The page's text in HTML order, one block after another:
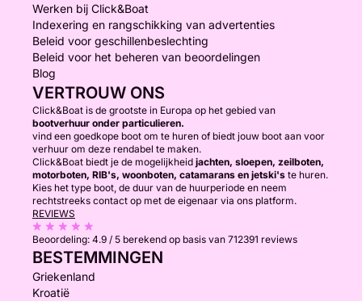
Werken bij Click&Boat
Indexering en rangschikking van advertenties
Beleid voor geschillenbeslechting
Beleid voor het beheren van beoordelingen
Blog
VERTROUW ONS
Click&Boat is de grootste in Europa op het gebied van
bootverhuur onder particulieren.
vind een goedkope boot om te huren of biedt jouw boot aan voor
verhuur om deze rendabel te maken.
Click&Boat biedt je de mogelijkheid jachten, sloepen, zeilboten,
motorboten, RIB's, woonboten, catamarans en jetski's te huren.
Kies het type boot, de duur van de huurperiode en neem
rechtstreeks contact op met de eigenaar via ons platform.
REVIEWS
Beoordeling: 4.9 / 5 berekend op basis van 712391 reviews
BESTEMMINGEN
Griekenland
Kroatië